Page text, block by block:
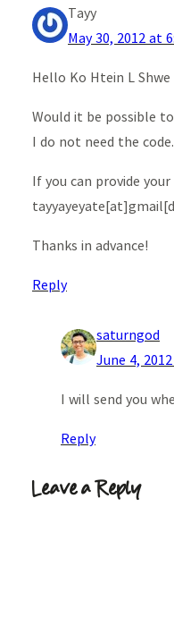
Tayy
May 30, 2012 at
Hello Ko Htein L Shwe
Would it be possible
I do not need the
If you can provide
Thanks in advance!
Reply
saturngod
June 4,
I will send you
Reply
Leave a Reply